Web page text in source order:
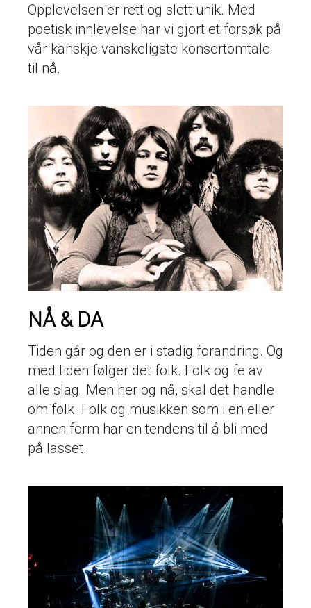
Opplevelsen er rett og slett unik. Med
poetisk innlevelse har vi gjort et forsøk på
vår kanskje vanskeligste konsertomtale
til nå.
NÅ & DA
Tiden går og den er i stadig forandring. Og
med tiden følger det folk. Folk og fe av
alle slag. Men her og nå, skal det handle
om folk. Folk og musikken som i en eller
annen form har en tendens til å bli med
på lasset.